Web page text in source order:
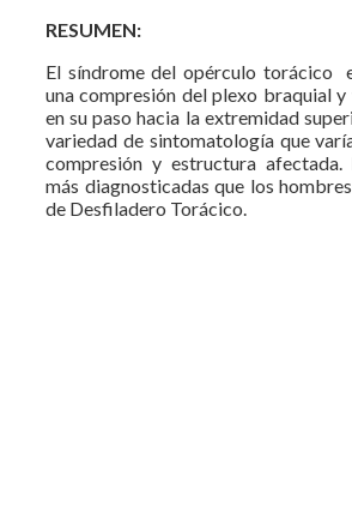
RESUMEN:
El síndrome del opérculo torácico
una compresión del plexo braquial y
en su paso hacia la extremidad
variedad de sintomatología que
compresión y estructura afectada.
más diagnosticadas que los
de Desfiladero Torácico.